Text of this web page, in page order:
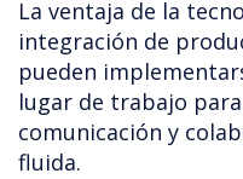
La ventaja de la
integración de
pueden
lugar de trabajo
comunicación y
fluida.